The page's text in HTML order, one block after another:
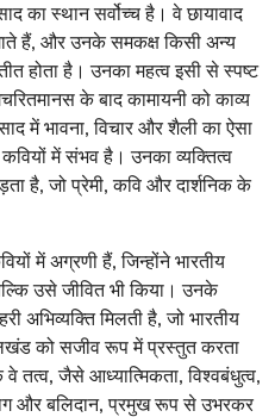
का स्थान सर्वोच्च है। वे छायावाद
हैं, और उनके समकक्ष किसी अन्य
होता है। उनका महत्व इसी से स्पष्ट
के बाद कामायनी को काव्य
में भावना, विचार और शैली का ऐसा
में संभव है। उनका व्यक्तित्व
है, जो प्रेमी, कवि और दार्शनिक के
में अग्रणी हैं, जिन्होंने भारतीय
उसे जीवित भी किया। उनके
अभिव्यक्ति मिलती है, जो भारतीय
को सजीव रूप में प्रस्तुत करता
तत्व, जैसे आध्यात्मिकता, विश्वबंधुत्व,
और बलिदान, प्रमुख रूप से उभरकर